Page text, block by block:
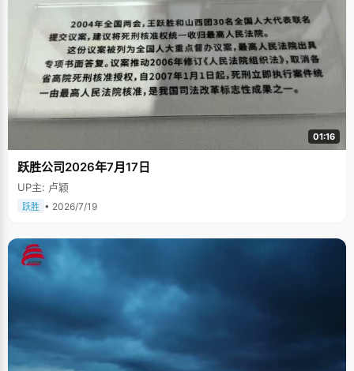
01:16
跃胜公司2026年7月17日
UP主: 卢颖
跃胜 • 2026/7/19